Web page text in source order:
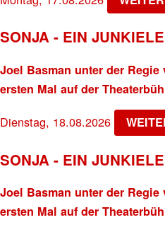
SONJA - EIN
Joel Basman unter der
ersten Mal auf der
Dienstag, 18.08.2026
SONJA - EIN
Joel Basman unter der
ersten Mal auf der